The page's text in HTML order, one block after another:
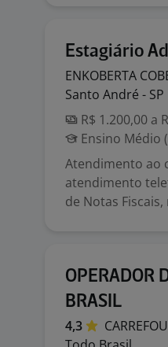
Estagiário
ENKOBERTA
Santo André - SP
R$ 1.200,00 a
Ensino Médio
Atendimento ao
atendimento
de Notas
OPERADOR
BRASIL
4,3